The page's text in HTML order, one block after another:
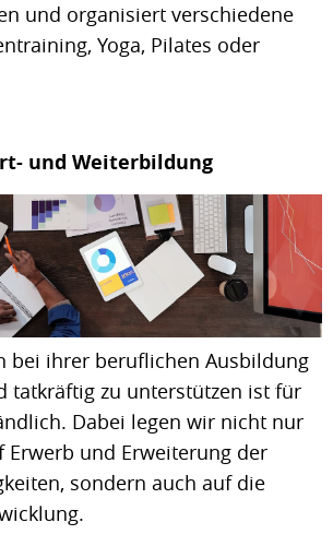
und organisiert verschiedene
Yoga, Pilates oder
und Weiterbildung
bei ihrer beruflichen Ausbildung
tatkräftig zu unterstützen ist für
Dabei legen wir nicht nur
Erwerb und Erweiterung der
sondern auch auf die